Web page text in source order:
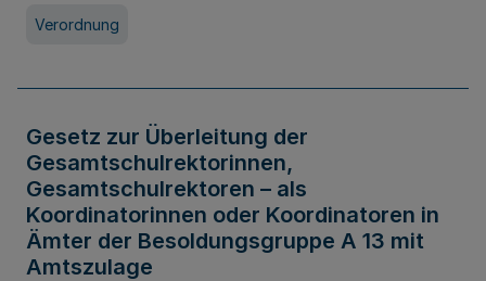
Verordnung
Gesetz zur Überleitung der
Gesamtschulrektorinnen,
Gesamtschulrektoren – als
Koordinatorinnen oder Koordinatoren in
Ämter der Besoldungsgruppe A 13 mit
Amtszulage